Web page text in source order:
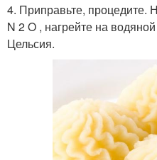
4. Приправьте, процедите.
N 2 O , нагрейте на
Цельсия.